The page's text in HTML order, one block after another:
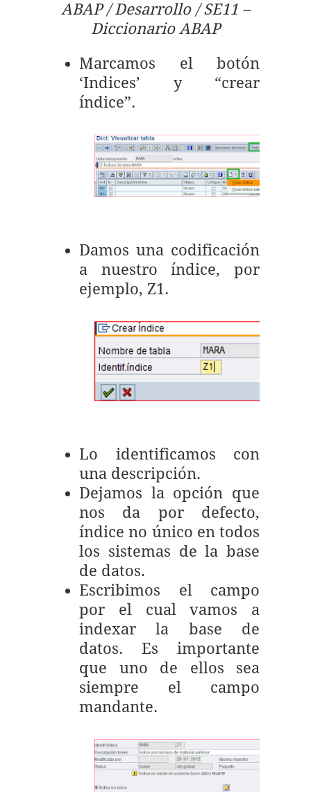
ABAP / Desarrollo / SE11 –
Diccionario ABAP
Marcamos el botón
‘Indices’ y “crear
índice”.
Damos una codificación
a nuestro índice, por
ejemplo, Z1.
Lo identificamos con
una descripción.
Dejamos la opción que
nos da por defecto,
índice no único en todos
los sistemas de la base
de datos.
Escribimos el campo
por el cual vamos a
indexar la base de
datos. Es importante
que uno de ellos sea
siempre el campo
mandante.